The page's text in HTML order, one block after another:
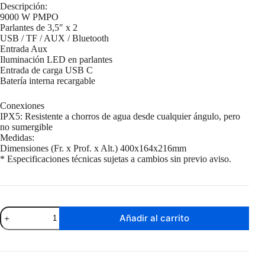
Descripción:
9000 W PMPO
Parlantes de 3,5″ x 2
USB / TF / AUX / Bluetooth
Entrada Aux
Iluminación LED en parlantes
Entrada de carga USB C
Batería interna recargable
Conexiones
IPX5: Resistente a chorros de agua desde cualquier ángulo, pero
no sumergible
Medidas:
Dimensiones (Fr. x Prof. x Alt.) 400x164x216mm
* Especificaciones técnicas sujetas a cambios sin previo aviso.
Parlante
Activo
Punktal
Añadir al carrito